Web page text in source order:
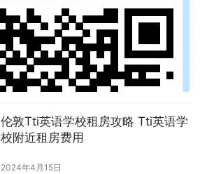
伦敦Tti英语学校租房攻略 Tti英语学
校附近租房费用
2024年4月15日